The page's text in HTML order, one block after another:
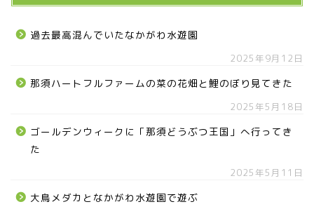
過去最高混んでいたなかがわ水遊園
2025年9月12日
那須ハートフルファームの菜の花畑と鯉のぼり見てきた
2025年5月18日
ゴールデンウィークに「那須どうぶつ王国」へ行ってき
た
2025年5月11日
大鳥メダカとなかがわ水遊園で遊ぶ